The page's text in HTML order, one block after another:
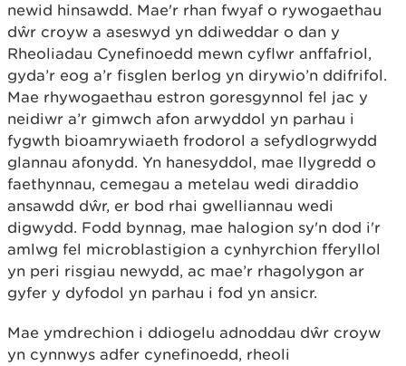
newid hinsawdd. Mae'r rhan fwyaf o rywogaethau
dŵr croyw a aseswyd yn ddiweddar o dan y
Rheoliadau Cynefinoedd mewn cyflwr anffafriol,
gyda’r eog a’r fisglen berlog yn dirywio’n ddifrifol.
Mae rhywogaethau estron goresgynnol fel jac y
neidiwr a’r gimwch afon arwyddol yn parhau i
fygwth bioamrywiaeth frodorol a sefydlogrwydd
glannau afonydd. Yn hanesyddol, mae llygredd o
faethynnau, cemegau a metelau wedi diraddio
ansawdd dŵr, er bod rhai gwelliannau wedi
digwydd. Fodd bynnag, mae halogion sy'n dod i'r
amlwg fel microblastigion a cynhyrchion fferyllol
yn peri risgiau newydd, ac mae’r rhagolygon ar
gyfer y dyfodol yn parhau i fod yn ansicr.
Mae ymdrechion i ddiogelu adnoddau dŵr croyw
yn cynnwys adfer cynefinoedd, rheoli